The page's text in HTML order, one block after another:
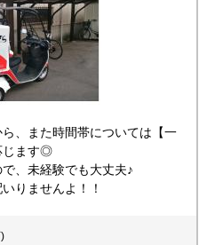
、また時間帯については【一
じます◎
、未経験でも大丈夫♪
りませんよ！！